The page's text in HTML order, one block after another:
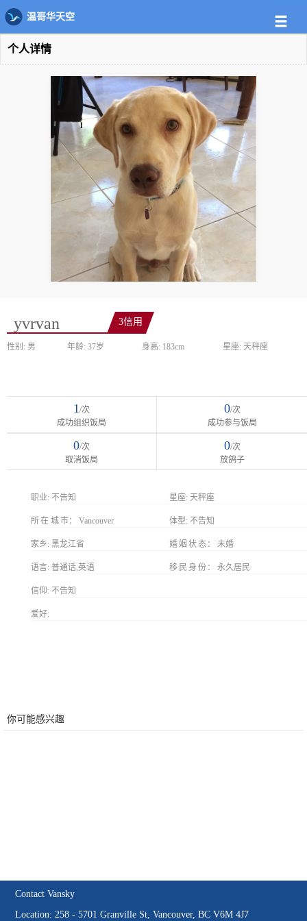
温哥华天空
个人详情
yvrvan 3信用
性别: 男 年龄: 37岁 身高: 183cm 星座: 天秤座
1/次
成功组织饭局
0/次
成功参与饭局
0/次
取消饭局
0/次
放鸽子
职业: 不告知 星座: 天秤座
所在城市 Vancouver 体型: 不告知
家乡: 黑龙江省 婚姻状态 未婚
语言: 普通话,英语 移民身份 永久居民
信仰: 不告知
爱好:
你可能感兴趣
Contact Vansky
Location: 258 - 5701 Granville St, Vancouver, BC V6M 4J7